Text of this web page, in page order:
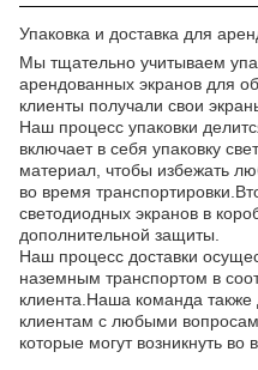
Упаковка и доставка для
Мы тщательно учитываем
арендованных экранов для
клиенты получали свои
Наш процесс упаковки
включает в себя упаковку
материал, чтобы избежать
во время
светодиодных экранов в
дополнительной защиты.
Наш процесс доставки
наземным транспортом в
клиента.Наша команда
клиентам с любыми
которые могут возникнуть во